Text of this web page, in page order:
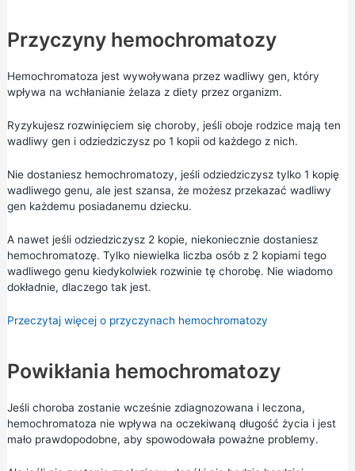
Przyczyny hemochromatozy
Hemochromatoza jest wywoływana przez wadliwy gen, który
wpływa na wchłanianie żelaza z diety przez organizm.
Ryzykujesz rozwinięciem się choroby, jeśli oboje rodzice mają ten
wadliwy gen i odziedziczysz po 1 kopii od każdego z nich.
Nie dostaniesz hemochromatozy, jeśli odziedziczysz tylko 1 kopię
wadliwego genu, ale jest szansa, że możesz przekazać wadliwy
gen każdemu posiadanemu dziecku.
A nawet jeśli odziedziczysz 2 kopie, niekoniecznie dostaniesz
hemochromatozę. Tylko niewielka liczba osób z 2 kopiami tego
wadliwego genu kiedykolwiek rozwinie tę chorobę. Nie wiadomo
dokładnie, dlaczego tak jest.
Przeczytaj więcej o przyczynach hemochromatozy
Powikłania hemochromatozy
Jeśli choroba zostanie wcześnie zdiagnozowana i leczona,
hemochromatoza nie wpływa na oczekiwaną długość życia i jest
mało prawdopodobne, aby spowodowała poważne problemy.